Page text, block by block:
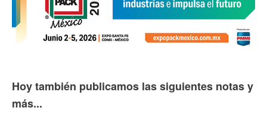
Hoy también publicamos las siguientes notas y
más...